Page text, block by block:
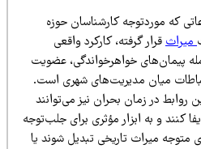
موردتوجه کارشناسان حوزه
قرار گرفته، کارکرد واقعی
خواهرخواندگی، عضویت
میان مدیریت‌های شهری است.
زمان بحران نیز می‌توانند
و به ابزار مؤثری برای جلب‌توجه
میراث تاریخی تبدیل شوند یا